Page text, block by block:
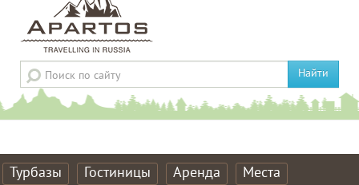
Найти
Турбазы Гостиницы Аренда
Места